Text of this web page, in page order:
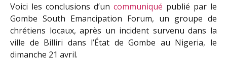
Voici les conclusions d’un communiqué publié par le
Gombe South Emancipation Forum, un groupe de
chrétiens locaux, après un incident survenu dans la
ville de Billiri dans l’État de Gombe au Nigeria, le
dimanche 21 avril.